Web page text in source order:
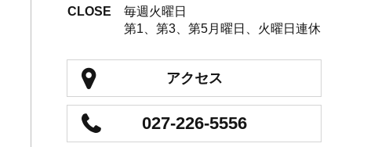
CLOSE
毎週火曜日
第1、第3、第5月曜日、火曜日連休
アクセス
027-226-5556